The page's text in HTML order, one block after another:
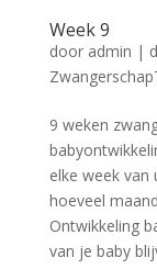
Week 9
door admin |
9 weken
elke week van
hoeveel
Ontwikkeling
van je baby